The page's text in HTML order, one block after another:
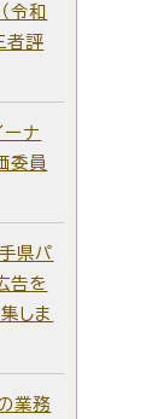
令和
者評
ナ
委員
県パ
告を
しま
業務